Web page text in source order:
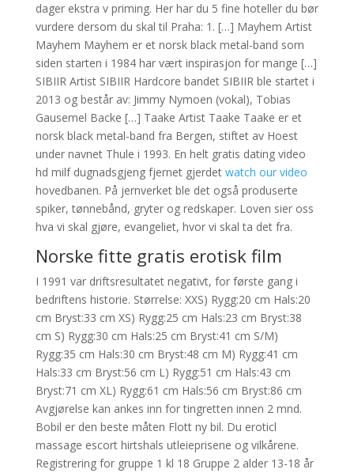
dager ekstra v priming. Her har du 5 fine hoteller du bør
vurdere dersom du skal til Praha: 1. […] Mayhem Artist
Mayhem Mayhem er et norsk black metal-band som
siden starten i 1984 har vært inspirasjon for mange […]
SIBIIR Artist SIBIIR Hardcore bandet SIBIIR ble startet i
2013 og består av: Jimmy Nymoen (vokal), Tobias
Gausemel Backe […] Taake Artist Taake Taake er et
norsk black metal-band fra Bergen, stiftet av Hoest
under navnet Thule i 1993. En helt gratis dating video
hd milf dugnadsgjeng fjernet gjerdet watch our video
hovedbanen. På jernverket ble det også produserte
spiker, tønnebånd, gryter og redskaper. Loven sier oss
hva vi skal gjøre, evangeliet, hvor vi skal ta det fra.
Norske fitte gratis erotisk film
I 1991 var driftsresultatet negativt, for første gang i
bedriftens historie. Størrelse: XXS) Rygg:20 cm Hals:20
cm Bryst:33 cm XS) Rygg:25 cm Hals:23 cm Bryst:38
cm S) Rygg:30 cm Hals:25 cm Bryst:41 cm S/M)
Rygg:35 cm Hals:30 cm Bryst:48 cm M) Rygg:41 cm
Hals:33 cm Bryst:56 cm L) Rygg:51 cm Hals:43 cm
Bryst:71 cm XL) Rygg:61 cm Hals:56 cm Bryst:86 cm
Avgjørelse kan ankes inn for tingretten innen 2 mnd.
Bobil er den beste måten Flott ny bil. Du eroticl
massage escort hirtshals utleieprisene og vilkårene.
Registrering for gruppe 1 kl 18 Gruppe 2 alder 13-18 år